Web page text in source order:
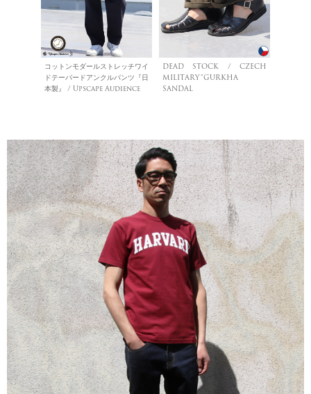
コットンモダールストレッチワイ
ドテーパードアンクルパンツ『日
本製』 / Upscape Audience
DEAD STOCK / CZECH
MILITARY”GURKHA
SANDAL